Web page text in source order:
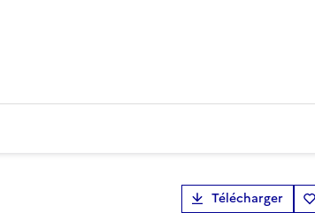
Télécharger